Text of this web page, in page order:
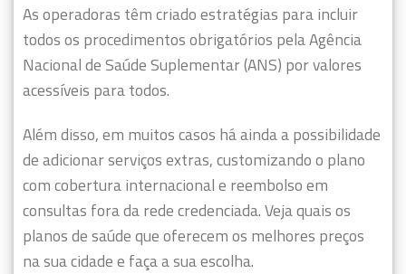
As operadoras têm criado estratégias para incluir
todos os procedimentos obrigatórios pela Agência
Nacional de Saúde Suplementar (ANS) por valores
acessíveis para todos.
Além disso, em muitos casos há ainda a possibilidade
de adicionar serviços extras, customizando o plano
com cobertura internacional e reembolso em
consultas fora da rede credenciada. Veja quais os
planos de saúde que oferecem os melhores preços
na sua cidade e faça a sua escolha.